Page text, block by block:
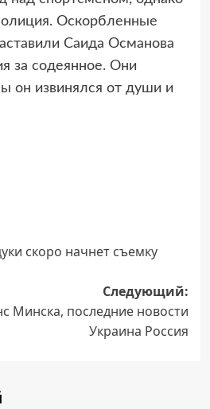
Оскорбленные
Саида Османова
за содеянное. Они
он извинялся от души и
скоро начнет съемку
Следующий:
Минска, последние новости
Украина Россия